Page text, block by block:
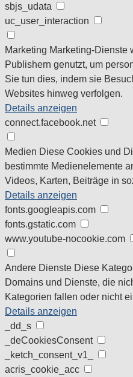
sbjs_udata
uc_user_interaction
Marketing Marketing-Dienste
Publishern genutzt, um
Sie tun dies, indem sie
Websites hinweg verfolgen.
Details anzeigen
connect.facebook.net
Medien Diese Cookies und
bestimmte Medienelemente
Videos, Karten, Beiträge in
Details anzeigen
fonts.googleapis.com
fonts.gstatic.com
www.youtube-nocookie.com
Andere Dienste Diese
Domains und Dienste, die
Kategorien fallen oder nicht
Details anzeigen
_dd_s
_deCookiesConsent
_ketch_consent_v1_
acris_cookie_acc